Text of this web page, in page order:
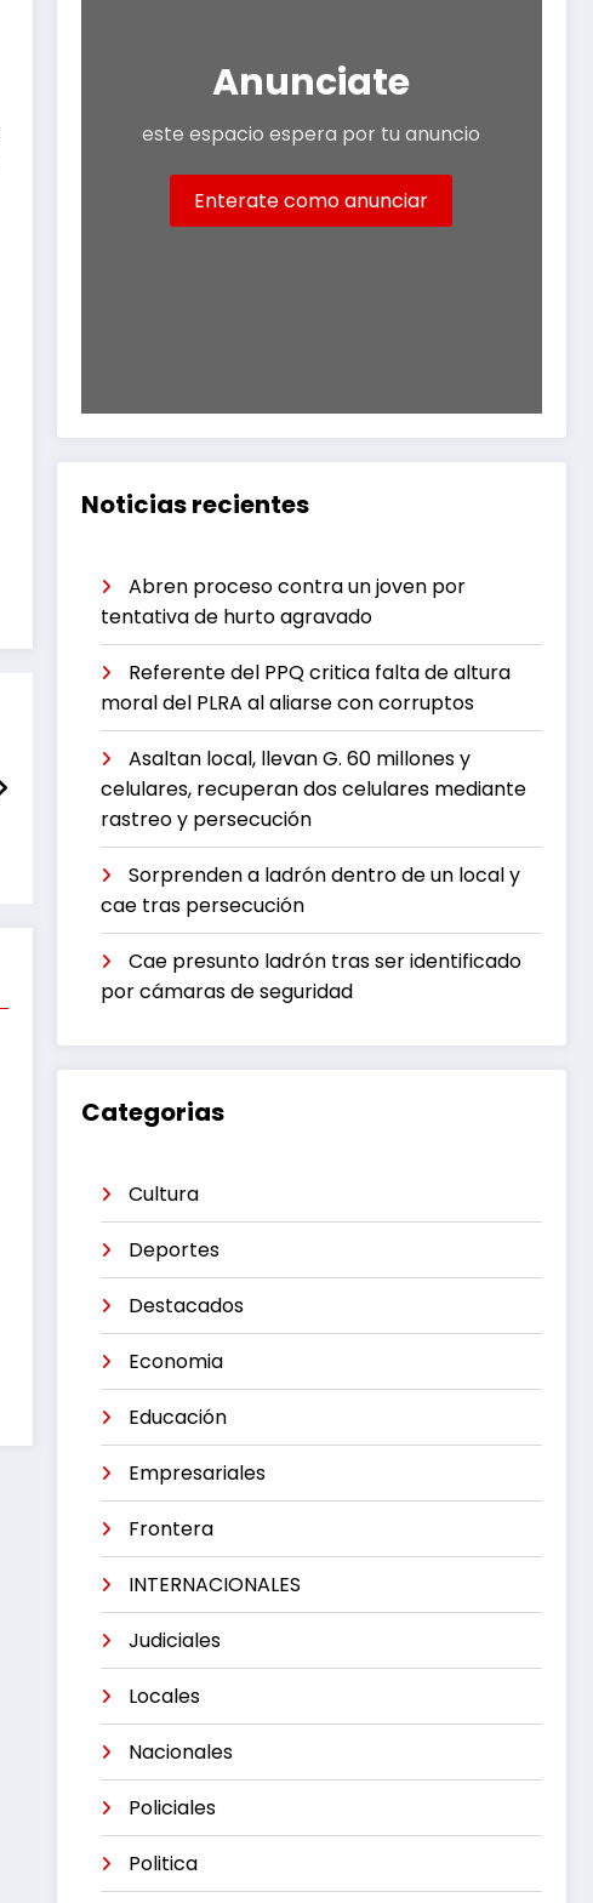
Anunciate
este espacio espera por tu anuncio
Enterate como anunciar
Noticias recientes
Abren proceso contra un joven por
tentativa de hurto agravado
Referente del PPQ critica falta de altura
moral del PLRA al aliarse con corruptos
Asaltan local, llevan G. 60 millones y
celulares, recuperan dos celulares mediante
rastreo y persecución
Sorprenden a ladrón dentro de un local y
cae tras persecución
Cae presunto ladrón tras ser identificado
por cámaras de seguridad
Categorias
Cultura
Deportes
Destacados
Economia
Educación
Empresariales
Frontera
INTERNACIONALES
Judiciales
Locales
Nacionales
Policiales
Politica